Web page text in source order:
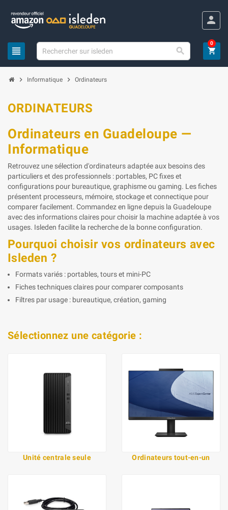
person
view_headline  shopping_cart
0
chevron_right Informatique chevron_right Ordinateurs
ORDINATEURS
Ordinateurs en Guadeloupe —
Informatique
Retrouvez une sélection d'ordinateurs adaptée aux besoins des
particuliers et des professionnels : portables, PC fixes et
configurations pour bureautique, graphisme ou gaming. Les fiches
présentent processeurs, mémoire, stockage et connectique pour
comparer facilement. Commandez en ligne depuis la Guadeloupe
avec des informations claires pour choisir la machine adaptée à vos
usages. Isleden facilite la recherche de la bonne configuration.
Pourquoi choisir vos ordinateurs avec
Isleden ?
Formats variés : portables, tours et mini-PC
Fiches techniques claires pour comparer composants
Filtres par usage : bureautique, création, gaming
Sélectionnez une catégorie :
Unité centrale seule Ordinateurs tout-en-un